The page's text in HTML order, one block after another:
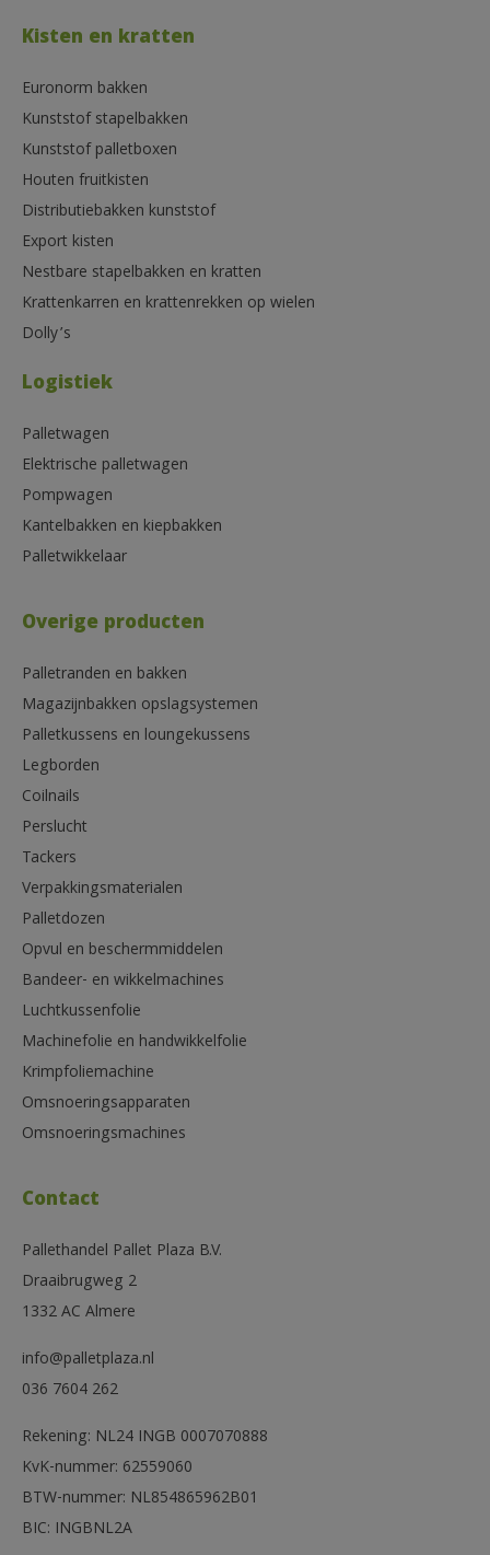
Kisten en kratten
Euronorm bakken
Kunststof stapelbakken
Kunststof palletboxen
Houten fruitkisten
Distributiebakken kunststof
Export kisten
Nestbare stapelbakken en kratten
Krattenkarren en krattenrekken op wielen
Dolly’s
Logistiek
Palletwagen
Elektrische palletwagen
Pompwagen
Kantelbakken en kiepbakken
Palletwikkelaar
Overige producten
Palletranden en bakken
Magazijnbakken opslagsystemen
Palletkussens en loungekussens
Legborden
Coilnails
Perslucht
Tackers
Verpakkingsmaterialen
Palletdozen
Opvul en beschermmiddelen
Bandeer- en wikkelmachines
Luchtkussenfolie
Machinefolie en handwikkelfolie
Krimpfoliemachine
Omsnoeringsapparaten
Omsnoeringsmachines
Contact
Pallethandel Pallet Plaza B.V.
Draaibrugweg 2
1332 AC Almere
info@palletplaza.nl
036 7604 262
Rekening: NL24 INGB 0007070888
KvK-nummer: 62559060
BTW-nummer: NL854865962B01
BIC: INGBNL2A